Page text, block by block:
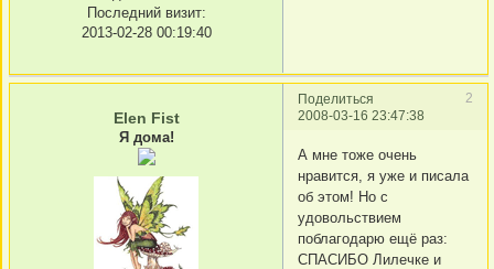
Последний визит:
2013-02-28 00:19:40
Поделиться
2
2008-03-16 23:47:38
Elen Fist
Я дома!
А мне тоже очень
нравится, я уже и писала
об этом! Но с
удовольствием
поблагодарю ещё раз:
СПАСИБО Лилечке и